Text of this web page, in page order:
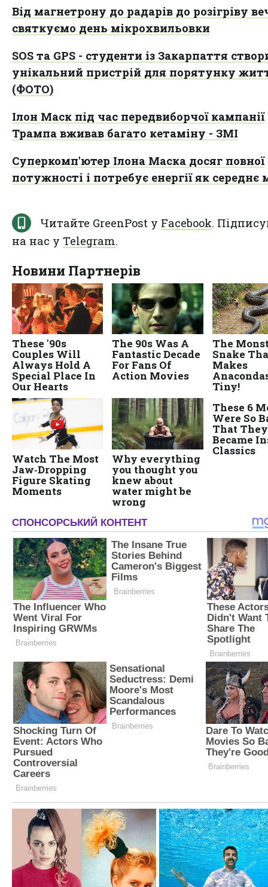
Від магнетрону до радарів до розігріву
святкуємо день мікрохвильовки
SOS та GPS - студенти із Закарпаття
унікальний пристрій для порятунку
(ФОТО)
Ілон Маск під час передвиборчої кампанії
Трампа вживав багато кетаміну - ЗМІ
Суперкомп'ютер Ілона Маска досяг повної
потужності і потребує енергії як середнє
Читайте GreenPost у Facebook.
на нас у Telegram.